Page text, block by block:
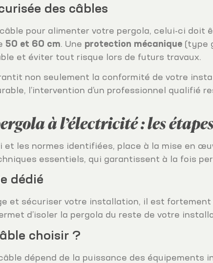
des câbles
pour alimenter votre pergola, celui-ci doit
50 et 60 cm. Une protection mécanique (type
et éviter tout risque lors de futurs travaux.
non seulement la conformité de votre
l’intervention d’un professionnel qualifié
à l’électricité : les
les normes identifiées, place à la mise en
essentiels, qui garantissent à la fois
dédié
et sécuriser votre installation, il est fortement
d’isoler la pergola du reste de votre
choisir ?
dépend de la puissance des équipements